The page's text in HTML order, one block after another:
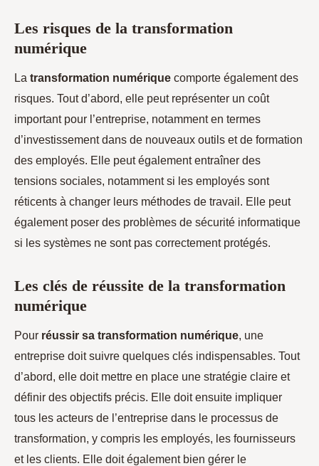
Les risques de la transformation
numérique
La transformation numérique comporte également des
risques. Tout d’abord, elle peut représenter un coût
important pour l’entreprise, notamment en termes
d’investissement dans de nouveaux outils et de formation
des employés. Elle peut également entraîner des
tensions sociales, notamment si les employés sont
réticents à changer leurs méthodes de travail. Elle peut
également poser des problèmes de sécurité informatique
si les systèmes ne sont pas correctement protégés.
Les clés de réussite de la transformation
numérique
Pour réussir sa transformation numérique, une
entreprise doit suivre quelques clés indispensables. Tout
d’abord, elle doit mettre en place une stratégie claire et
définir des objectifs précis. Elle doit ensuite impliquer
tous les acteurs de l’entreprise dans le processus de
transformation, y compris les employés, les fournisseurs
et les clients. Elle doit également bien gérer le